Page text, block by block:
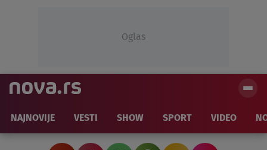
Oglas
NAJNOVIJE VESTI SHOW SPORT VIDEO